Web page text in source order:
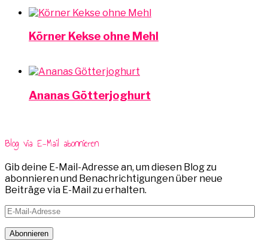
Körner Kekse ohne Mehl
Ananas Götterjoghurt
Blog via E-Mail abonnieren
Gib deine E-Mail-Adresse an, um diesen Blog zu
abonnieren und Benachrichtigungen über neue
Beiträge via E-Mail zu erhalten.
E-
Mail-
Adresse
Abonnieren